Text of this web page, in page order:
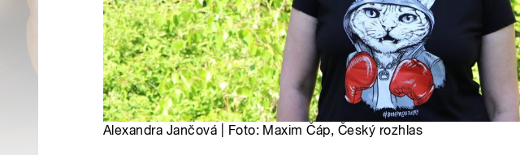
Alexandra Jančová | Foto: Maxim Čáp, Český rozhlas